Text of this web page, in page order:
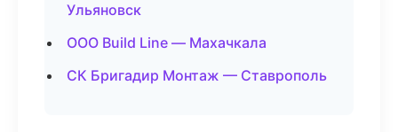
Ульяновск
ООО Build Line — Махачкала
СК Бригадир Монтаж — Ставрополь